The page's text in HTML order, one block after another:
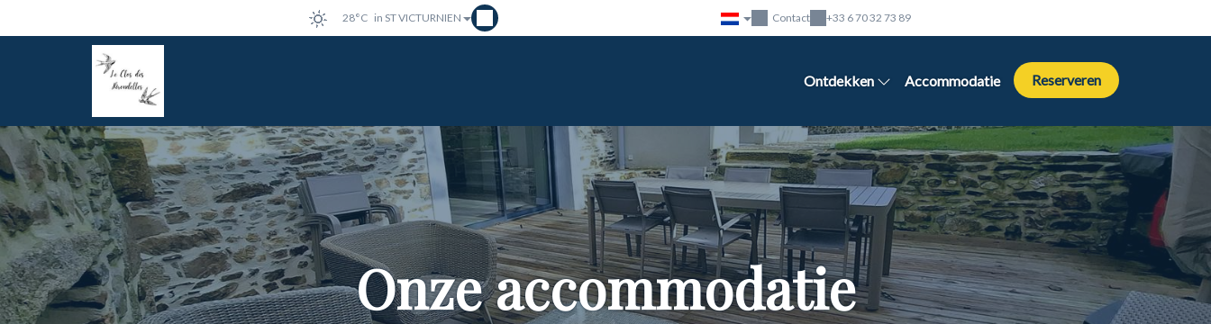
28°C in ST VICTURNIEN Contact +33 6 70 32 73 89
Ontdekken Accommodatie Reserveren
Onze accommodatie